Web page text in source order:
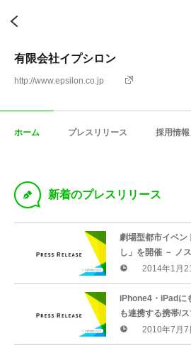
有限会社イプシロン
http://www.epsilon.co.jp
ホーム プレスリリース 採用情報
D 新着のプレスリリース
劇場型都市イベン
し」を開催 － ノ
みたい方々へ －
2014年1月
iPhone4・iPadに
も連携する携帯/
ツプロモーション
リースのお知らせ
2010年7月7